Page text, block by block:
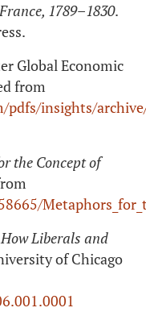
1789–1830.
Global Economic
from
pdfs/insights/
the Concept of
Liberals and
of Chicago